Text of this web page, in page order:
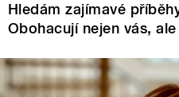
Hledám zajímavé
Obohacují nejen vás, ale